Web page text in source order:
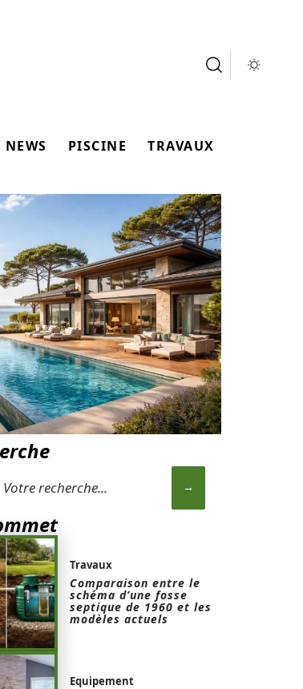
NEWS PISCINE TRAVAUX
Travaux
Comparaison entre le
schéma d’une fosse
septique de 1960 et les
modèles actuels
Equipement